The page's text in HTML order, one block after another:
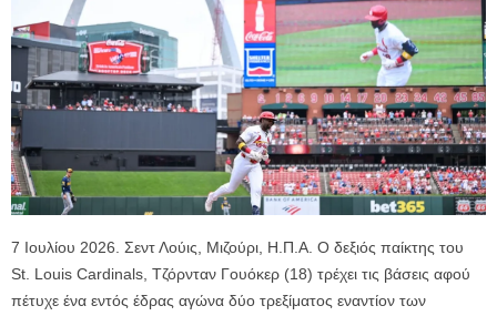
7 Ιουλίου 2026. Σεντ Λούις, Μιζούρι, Η.Π.Α. Ο δεξιός παίκτης του
St. Louis Cardinals, Τζόρνταν Γουόκερ (18) τρέχει τις βάσεις αφού
πέτυχε ένα εντός έδρας αγώνα δύο τρεξίματος εναντίον των